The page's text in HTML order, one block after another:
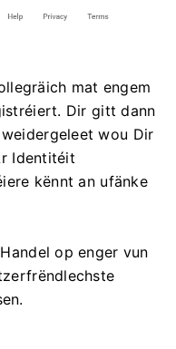
mat engem
Dir gitt dann
wou Dir
Identitéit
kënnt an ufänke
op enger vun